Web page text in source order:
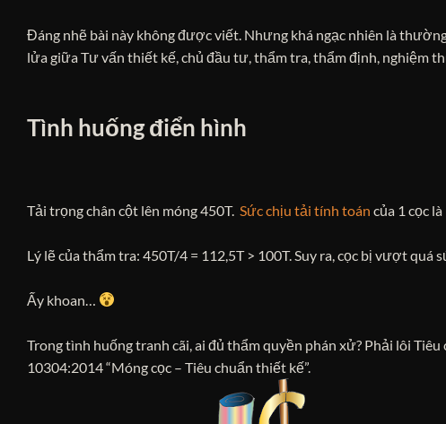
Đáng nhẽ bài này không được viết. Nhưng khá ngạc nhiên là
lửa giữa Tư vấn thiết kế, chủ đầu tư, thẩm tra, thẩm định, nghiệm
Tình huống điển hình
Tải trọng chân cột lên móng 450T. Sức chịu tải tính toán của 1 cọc
Lý lẽ của thẩm tra: 450T/4 = 112,5T > 100T. Suy ra, cọc bị vượt quá
Ấy khoan…
Trong tình huống tranh cãi, ai đủ thẩm quyền phán xử? Phải lôi
10304:2014 “Móng cọc – Tiêu chuẩn thiết kế”.